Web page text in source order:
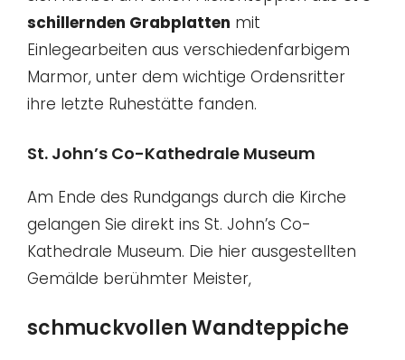
schillernden Grabplatten mit
Einlegearbeiten aus verschiedenfarbigem
Marmor, unter dem wichtige Ordensritter
ihre letzte Ruhestätte fanden.
St. John’s Co-Kathedrale Museum
Am Ende des Rundgangs durch die Kirche
gelangen Sie direkt ins St. John’s Co-
Kathedrale Museum. Die hier ausgestellten
Gemälde berühmter Meister,
schmuckvollen Wandteppiche